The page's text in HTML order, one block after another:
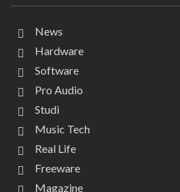
News
Hardware
Software
Pro Audio
Studi
Music Tech
Real Life
Freeware
Magazine